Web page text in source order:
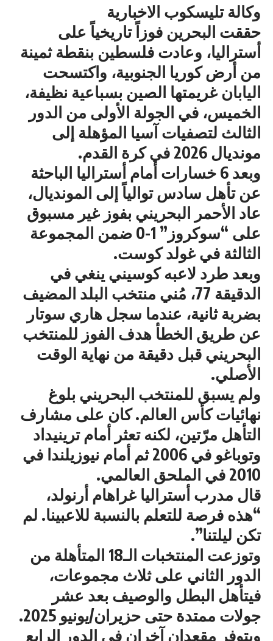
وكالة تليسكوب الاخبارية
حققت البحرين فوزاً تاريخياً على
أستراليا، وعادت فلسطين بنقطة ثمينة
من أرض كوريا الجنوبية، واكتسحت
اليابان غريمتها الصين بسباعية نظيفة،
الخميس، في الجولة الأولى من الدور
الثالث لتصفيات آسيا المؤهلة إلى
مونديال 2026 في كرة القدم.
وبعد 6 خسارات أمام أستراليا الباحثة
عن تأهل سادس توالياً إلى المونديال،
عاد الأحمر البحريني بفوز غير مسبوق
على “سوكروز” 1-0 ضمن المجموعة
الثالثة في غولد كوست.
وبعد طرد لاعبه كوسيني ينغي في
الدقيقة 77، مُني منتخب البلد المضيف
بضربة ثانية، عندما سجل هاري سوتار
عن طريق الخطأ هدف الفوز للمنتخب
البحريني قبل دقيقة من نهاية الوقت
الأصلي.
ولم يسبق للمنتخب البحريني بلوغ
نهائيات كأس العالم. كان على مشارف
التأهل مرّتين، لكنه تعثر أمام ترينيداد
وتوباغو في 2006 ثم أمام نيوزيلندا في
2010 في الملحق العالمي.
قال مدرب أستراليا غراهام أرنولد،
“هذه فرصة للتعلم بالنسبة للاعبينا. لم
تكن ليلتنا”.
وتوزعت المنتخبات الـ18 المتأهلة من
الدور الثاني على ثلاث مجموعات،
فيتأهل البطل والوصيف بعد عشر
جولات ممتدة حتى حزيران/يونيو 2025.
ويتوفر مقعدان آخران في الدور الرابع